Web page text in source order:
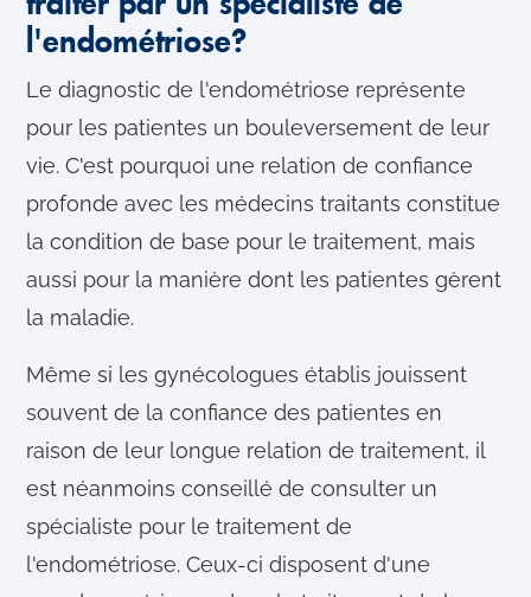
l'endométriose?
Le diagnostic de l'endométriose représente
pour les patientes un bouleversement de leur
vie. C'est pourquoi une relation de confiance
profonde avec les médecins traitants constitue
la condition de base pour le traitement, mais
aussi pour la manière dont les patientes gèrent
la maladie.
Même si les gynécologues établis jouissent
souvent de la confiance des patientes en
raison de leur longue relation de traitement, il
est néanmoins conseillé de consulter un
spécialiste pour le traitement de
l'endométriose. Ceux-ci disposent d'une